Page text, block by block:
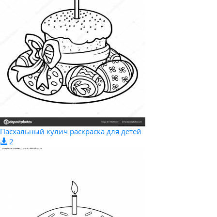
Пасхальный кулич раскраска для детей
2